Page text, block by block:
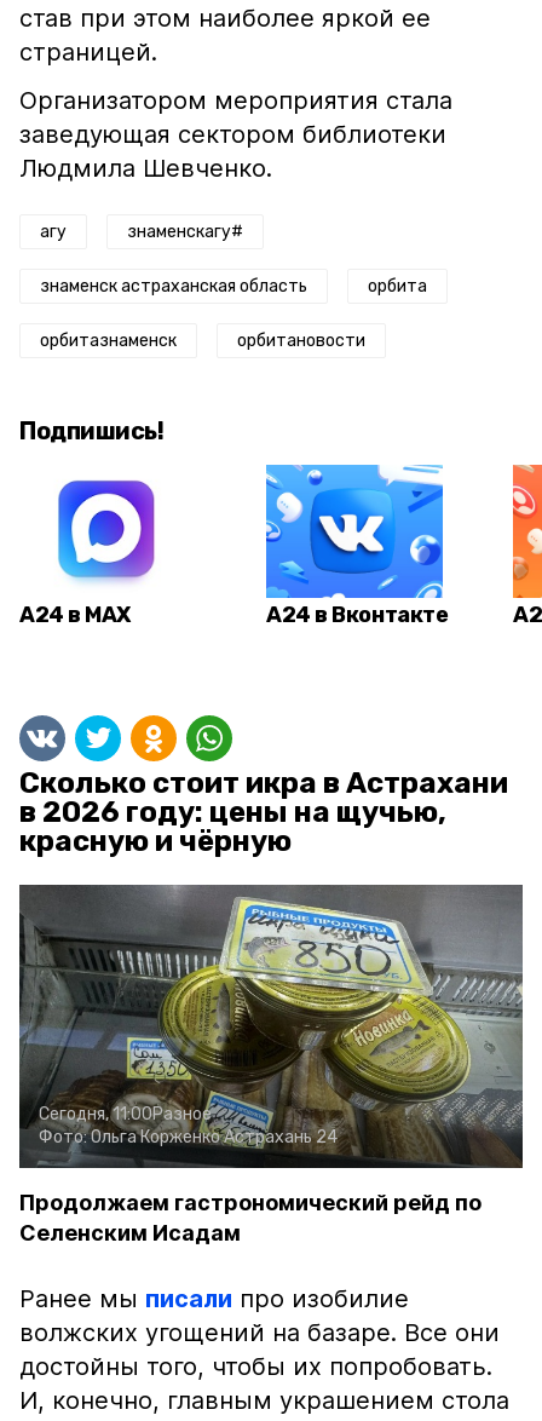
став при этом наиболее яркой ее
страницей.
Организатором мероприятия стала
заведующая сектором библиотеки
Людмила Шевченко.
агу знаменскагу#
знаменск астраханская область орбита
орбитазнаменск орбитановости
Подпишись!
А24 в MAX А24 в Вконтакте
Сколько стоит икра в Астрахани
в 2026 году: цены на щучью,
красную и чёрную
Сегодня, 11:00Разное
Фото:Ольга КорженкоАстрахань 24
Продолжаем гастрономический рейд по
Селенским Исадам
Ранее мы писали про изобилие
волжских угощений на базаре. Все они
достойны того, чтобы их попробовать.
И, конечно, главным украшением стола